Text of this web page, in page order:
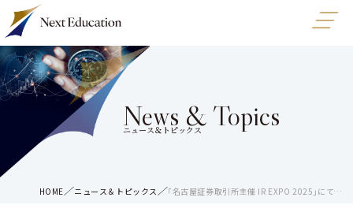
News & Topics
ニュース＆トピックス
HOME ニュース＆トピックス 「名古屋証券取引所主催 IR EXPO 2025」にてマネー個別相談を実施しました。